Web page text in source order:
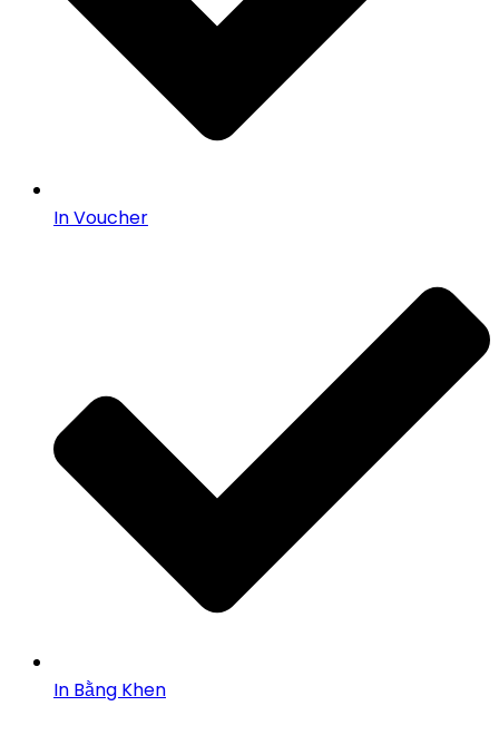
In Voucher
In Bằng Khen